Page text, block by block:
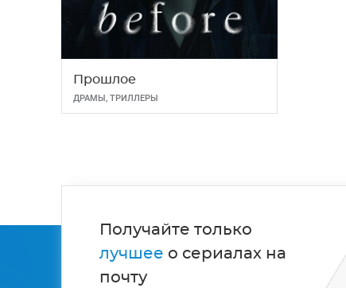
Прошлое
ДРАМЫ, ТРИЛЛЕРЫ
Получайте только
лучшее о сериалах на
почту